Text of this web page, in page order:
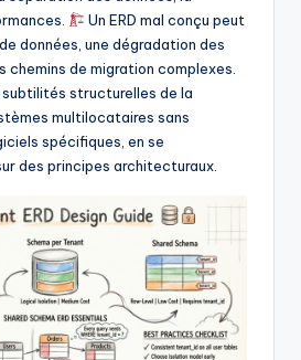
Un ERD mal conçu peut
données, une dégradation des
de migration complexes.
subtilités structurelles de la
multilocataires sans
spécifiques, en se
des principes architecturaux.